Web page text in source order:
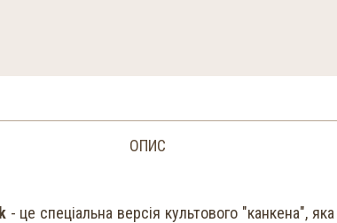
ОПИС
- це спеціальна версія культового "канкена",